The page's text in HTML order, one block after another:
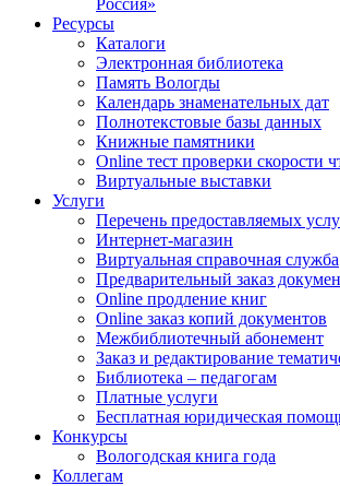
Россия»
Ресурсы
Каталоги
Электронная библиотека
Память Вологды
Календарь знаменательных дат
Полнотекстовые базы данных
Книжные памятники
Online тест проверки скорости
Виртуальные выставки
Услуги
Перечень предоставляемых
Интернет-магазин
Виртуальная справочная служба
Предварительный заказ
Online продление книг
Online заказ копий документов
Межбиблиотечный абонемент
Заказ и редактирование
Библиотека – педагогам
Платные услуги
Бесплатная юридическая
Конкурсы
Вологодская книга года
Коллегам